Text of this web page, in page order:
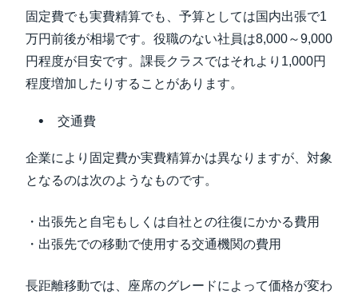
固定費でも実費精算でも、予算としては国内出張で1
万円前後が相場です。役職のない社員は8,000～9,000
円程度が目安です。課長クラスではそれより1,000円
程度増加したりすることがあります。
交通費
企業により固定費か実費精算かは異なりますが、対象
となるのは次のようなものです。
・出張先と自宅もしくは自社との往復にかかる費用
・出張先での移動で使用する交通機関の費用
長距離移動では、座席のグレードによって価格が変わ